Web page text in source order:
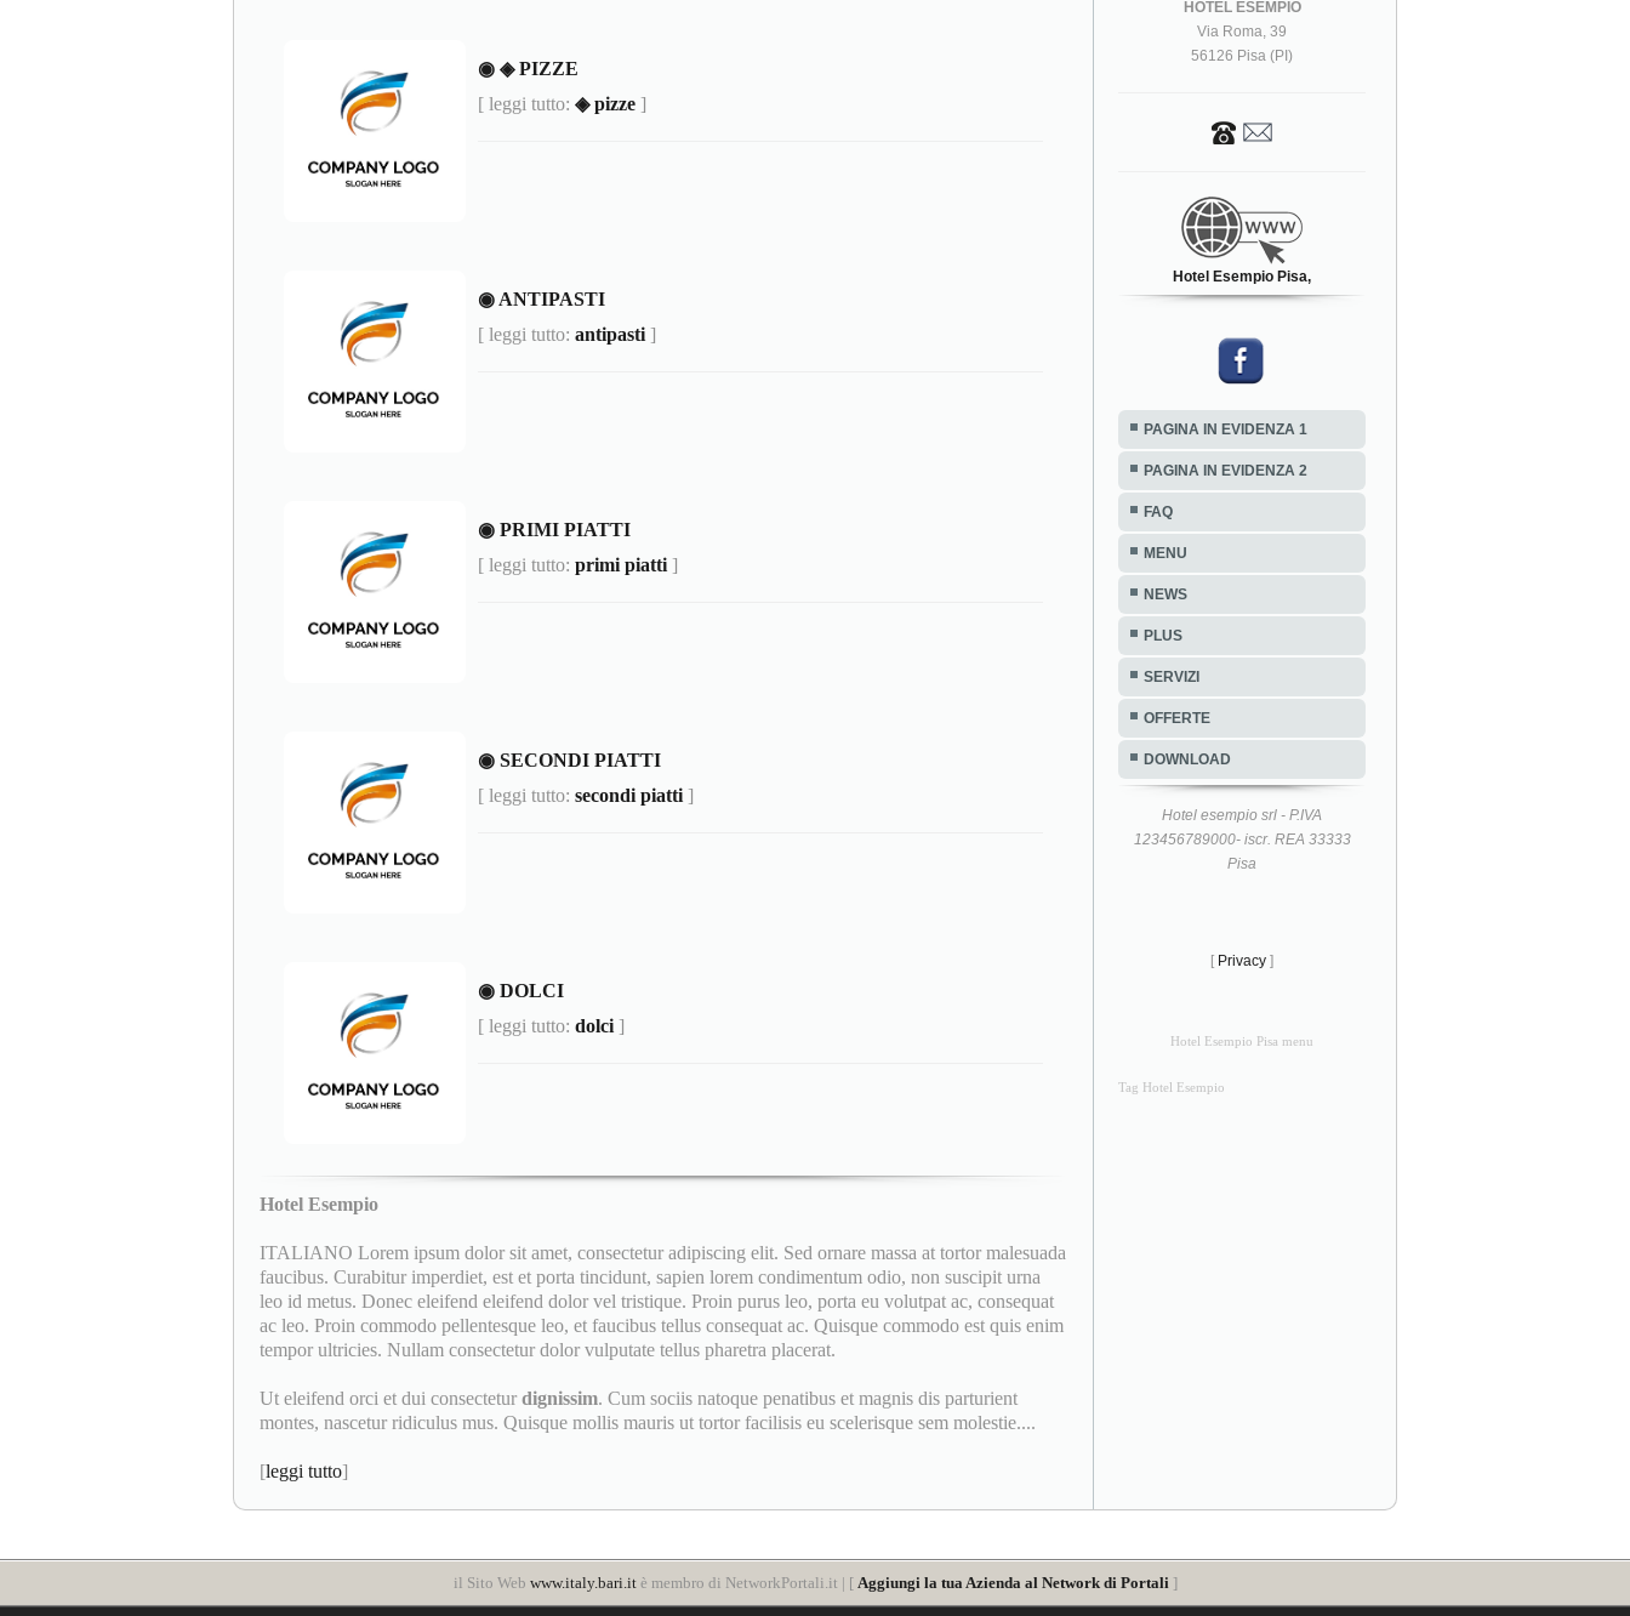
◉ ◈ PIZZE
[ leggi tutto: ◈ pizze ]
◉ ANTIPASTI
[ leggi tutto: antipasti ]
◉ PRIMI PIATTI
[ leggi tutto: primi piatti ]
◉ SECONDI PIATTI
[ leggi tutto: secondi piatti ]
◉ DOLCI
[ leggi tutto: dolci ]
Hotel Esempio
ITALIANO Lorem ipsum dolor sit amet, consectetur adipiscing elit. Sed ornare massa at tortor malesuada
faucibus. Curabitur imperdiet, est et porta tincidunt, sapien lorem condimentum odio, non suscipit urna
leo id metus. Donec eleifend eleifend dolor vel tristique. Proin purus leo, porta eu volutpat ac, consequat
ac leo. Proin commodo pellentesque leo, et faucibus tellus consequat ac. Quisque commodo est quis enim
tempor ultricies. Nullam consectetur dolor vulputate tellus pharetra placerat.
Ut eleifend orci et dui consectetur dignissim. Cum sociis natoque penatibus et magnis dis parturient
montes, nascetur ridiculus mus. Quisque mollis mauris ut tortor facilisis eu scelerisque sem molestie....
[leggi tutto]
HOTEL ESEMPIO
Via Roma, 39
56126 Pisa (PI)
Hotel Esempio Pisa,
PAGINA IN EVIDENZA 1
PAGINA IN EVIDENZA 2
FAQ
MENU
NEWS
PLUS
SERVIZI
OFFERTE
DOWNLOAD
Hotel esempio srl - P.IVA
123456789000- iscr. REA 33333
Pisa
[ Privacy ]
Hotel Esempio Pisa menu
Tag Hotel Esempio
il Sito Web www.italy.bari.itè membro di NetworkPortali.it | [ Aggiungi la tua Azienda al Network di Portali ]